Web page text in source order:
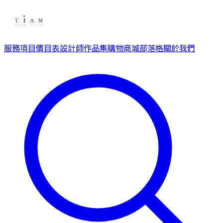
服務項目價目表設計師作品集購物商城部落格關於我們